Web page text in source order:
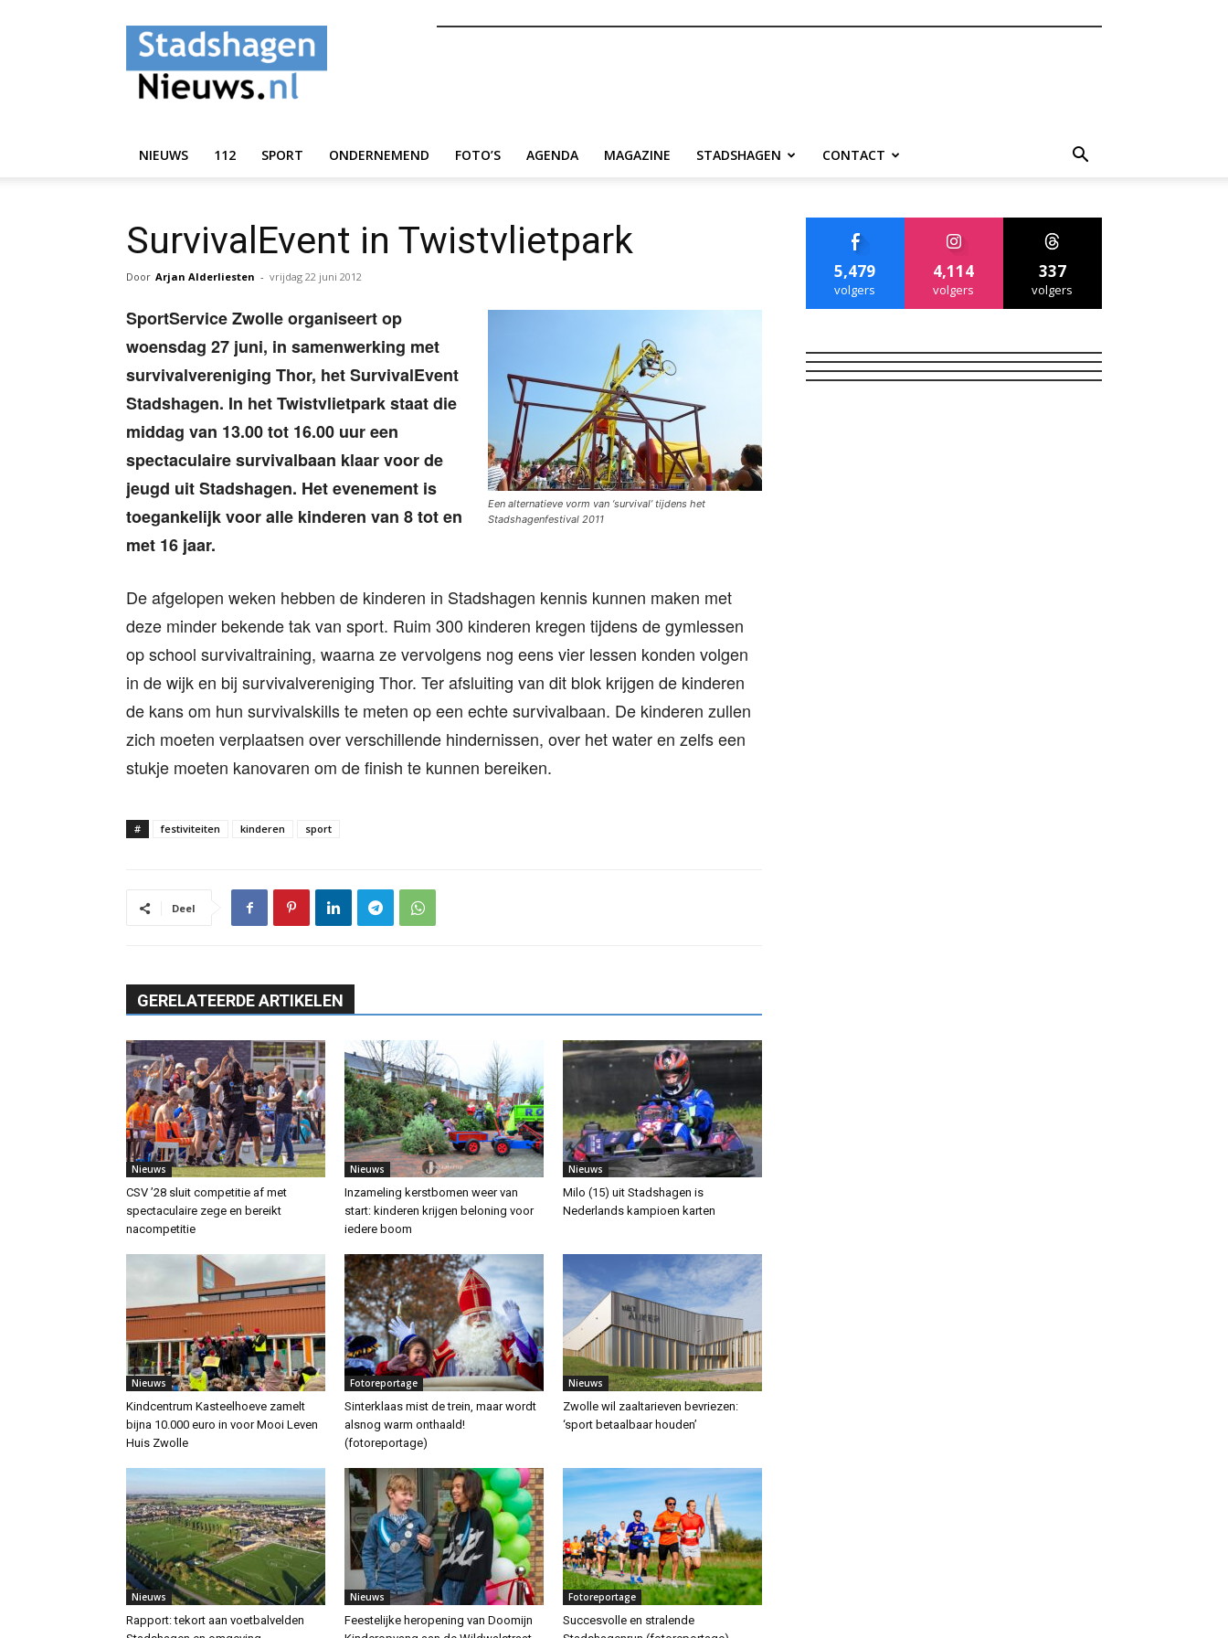
StadshagenNieuws.nl
NIEUWS 112 SPORT ONDERNEMEND FOTO’S AGENDA MAGAZINE STADSHAGEN CONTACT
SurvivalEvent in Twistvlietpark
Door Arjan Alderliesten - vrijdag 22 juni 2012
Een alternatieve vorm van ‘survival’ tijdens het
Stadshagenfestival 2011
SportService Zwolle organiseert op
woensdag 27 juni, in samenwerking met
survivalvereniging Thor, het SurvivalEvent
Stadshagen. In het Twistvlietpark staat die
middag van 13.00 tot 16.00 uur een
spectaculaire survivalbaan klaar voor de
jeugd uit Stadshagen. Het evenement is
toegankelijk voor alle kinderen van 8 tot en
met 16 jaar.
De afgelopen weken hebben de kinderen in Stadshagen kennis kunnen maken met
deze minder bekende tak van sport. Ruim 300 kinderen kregen tijdens de gymlessen
op school survivaltraining, waarna ze vervolgens nog eens vier lessen konden volgen
in de wijk en bij survivalvereniging Thor. Ter afsluiting van dit blok krijgen de kinderen
de kans om hun survivalskills te meten op een echte survivalbaan. De kinderen zullen
zich moeten verplaatsen over verschillende hindernissen, over het water en zelfs een
stukje moeten kanovaren om de finish te kunnen bereiken.
# festiviteiten kinderen sport
Deel
GERELATEERDE ARTIKELEN
Nieuws
CSV ’28 sluit competitie af met
spectaculaire zege en bereikt
nacompetitie
Nieuws
Inzameling kerstbomen weer van
start: kinderen krijgen beloning voor
iedere boom
Nieuws
Milo (15) uit Stadshagen is
Nederlands kampioen karten
Nieuws
Kindcentrum Kasteelhoeve zamelt
bijna 10.000 euro in voor Mooi Leven
Huis Zwolle
Fotoreportage
Sinterklaas mist de trein, maar wordt
alsnog warm onthaald!
(fotoreportage)
Nieuws
Zwolle wil zaaltarieven bevriezen:
‘sport betaalbaar houden’
Nieuws
Rapport: tekort aan voetbalvelden
Nieuws
Feestelijke heropening van Doomijn
Fotoreportage
Succesvolle en stralende
5,479
volgers
4,114
volgers
337
volgers